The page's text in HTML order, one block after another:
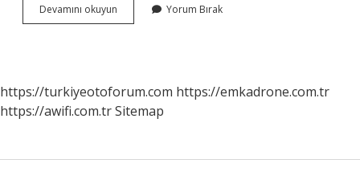
Devamını okuyun Psikanalitik
Psikoterapi
Yorum Bırak
https://turkiyeotoforum.com https://emkadrone.com.tr
https://awifi.com.trSitemap